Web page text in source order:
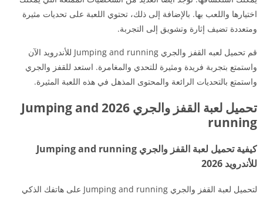
اختيارها واللعب بها. بالإضافة إلى ذلك، تحتوي اللعبة على تحديات مثيرة
ومتعددة تضيف إثارة وتشويق إلى التجربة.
قم تحميل لعبه القفز والجري Jumping and running للأندرويد الآن
واستمتع بتجربة فريدة ومثيرة للتحدي والمغامرة. استعد للقفز والجري
واستمتع بالتحديات الرائعة والمحتوى المذهل في هذه اللعبة المثيرة.
تحميل لعبة القفز والجري 2026 Jumping and
running
كيفية تحميل لعبة القفز والجري Jumping and running
للأندرويد 2026
لتحميل لعبة القفز والجري Jumping and running على هاتفك الذكي